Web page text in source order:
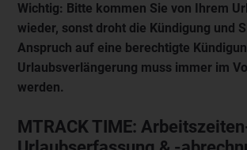
Wichtig: Bitte kommen Sie von Ihrem
wieder, sonst droht die Kündigung und
Anspruch auf eine berechtigte
Urlaubsverlängerung muss immer im
werden.
MTRACK TIME: